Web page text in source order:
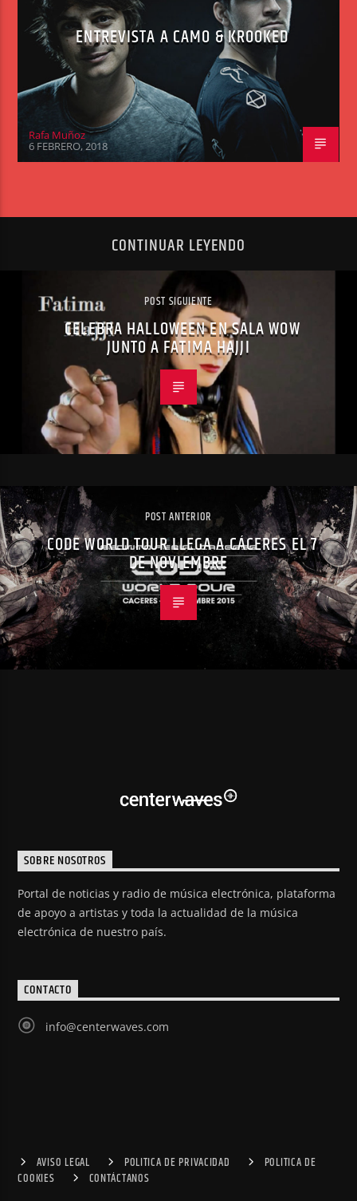
ENTREVISTA A CAMO & KROOKED
Rafa Muñoz
6 FEBRERO, 2018
CONTINUAR LEYENDO
POST SIGUIENTE
CELEBRA HALLOWEEN EN SALA WOW
JUNTO A FATIMA HAJJI
POST ANTERIOR
CODE WORLD TOUR LLEGA A CÁCERES EL 7
DE NOVIEMBRE
SOBRE NOSOTROS
Portal de noticias y radio de música electrónica, plataforma
de apoyo a artistas y toda la actualidad de la música
electrónica de nuestro país.
CONTACTO
info@centerwaves.com
AVISO LEGAL POLITICA DE PRIVACIDAD
POLITICA DE
COOKIES
CONTÁCTANOS